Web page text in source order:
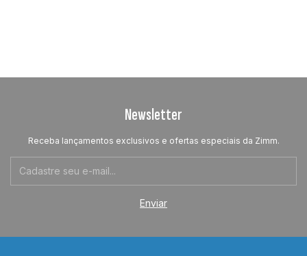
Newsletter
Receba lançamentos exclusivos e ofertas especiais da Zimm.